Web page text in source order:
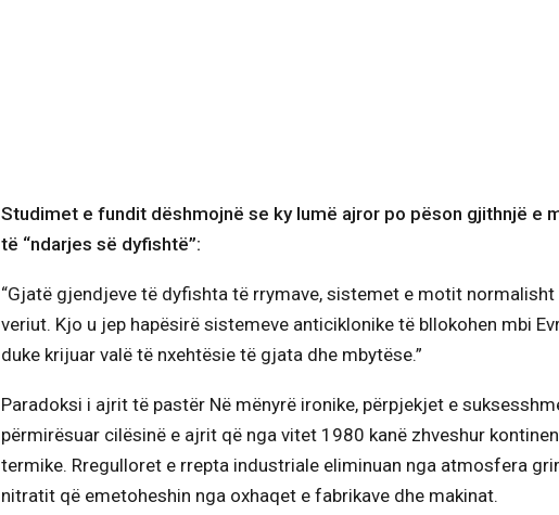
Studimet e fundit dëshmojnë se ky lumë ajror po pëson gjithnjë e
të “ndarjes së dyfishtë”:
“Gjatë gjendjeve të dyfishta të rrymave, sistemet e motit
veriut. Kjo u jep hapësirë sistemeve anticiklonike të bllokohen mbi
duke krijuar valë të nxehtësie të gjata dhe mbytëse.”
Paradoksi i ajrit të pastër Në mënyrë ironike, përpjekjet e
përmirësuar cilësinë e ajrit që nga vitet 1980 kanë zhveshur
termike. Rregulloret e rrepta industriale eliminuan nga atmosfera
nitratit që emetoheshin nga oxhaqet e fabrikave dhe makinat.